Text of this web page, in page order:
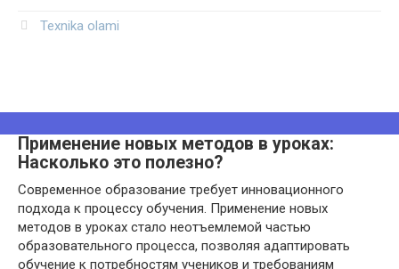
Texnika olami
Применение новых методов в уроках:
Насколько это полезно?
Современное образование требует инновационного
подхода к процессу обучения. Применение новых
методов в уроках стало неотъемлемой частью
образовательного процесса, позволяя адаптировать
обучение к потребностям учеников и требованиям